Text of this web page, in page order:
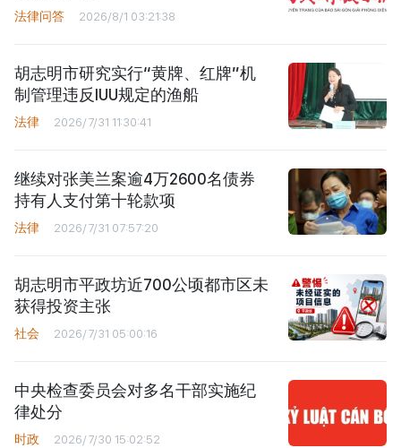
法律问答 2026/8/1 03:21:38
胡志明市研究实行“黄牌、红牌”机
制管理违反IUU规定的渔船
法律 2026/7/31 11:30:41
继续对张美兰案逾4万2600名债券
持有人支付第十轮款项
法律 2026/7/31 07:57:20
胡志明市平政坊近700公顷都市区未
获得投资主张
社会 2026/7/31 05:00:16
中央检查委员会对多名干部实施纪
律处分
时政 2026/7/30 15:02:52